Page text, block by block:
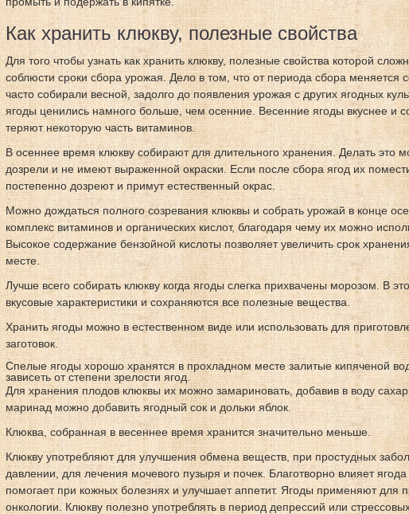
Как хранить клюкву, полезные свойства
Для того чтобы узнать как хранить клюкву, полезные свойства которой
соблюсти сроки сбора урожая. Дело в том, что от периода сбора меняется
часто собирали весной, задолго до появления урожая с других ягодных
ягоды ценились намного больше, чем осенние. Весенние ягоды вкуснее и
теряют некоторую часть витаминов.
В осеннее время клюкву собирают для длительного хранения. Делать это
дозрели и не имеют выраженной окраски. Если после сбора ягод их
постепенно дозреют и примут естественный окрас.
Можно дождаться полного созревания клюквы и собрать урожай в конце
комплекс витаминов и органических кислот, благодаря чему их можно
Высокое содержание бензойной кислоты позволяет увеличить срок
месте.
Лучше всего собирать клюкву когда ягоды слегка прихвачены морозом. В
вкусовые характеристики и сохраняются все полезные вещества.
Хранить ягоды можно в естественном виде или использовать для
заготовок.
Спелые ягоды хорошо хранятся в прохладном месте залитые кипяченой
зависеть от степени зрелости ягод.
Для хранения плодов клюквы их можно замариновать, добавив в воду
маринад можно добавить ягодный сок и дольки яблок.
Клюква, собранная в весеннее время хранится значительно меньше.
Клюкву употребляют для улучшения обмена веществ, при простудных
давлении, для лечения мочевого пузыря и почек. Благотворно влияет
помогает при кожных болезнях и улучшает аппетит. Ягоды применяют для
онкологии. Клюкву полезно употреблять в период депрессий или